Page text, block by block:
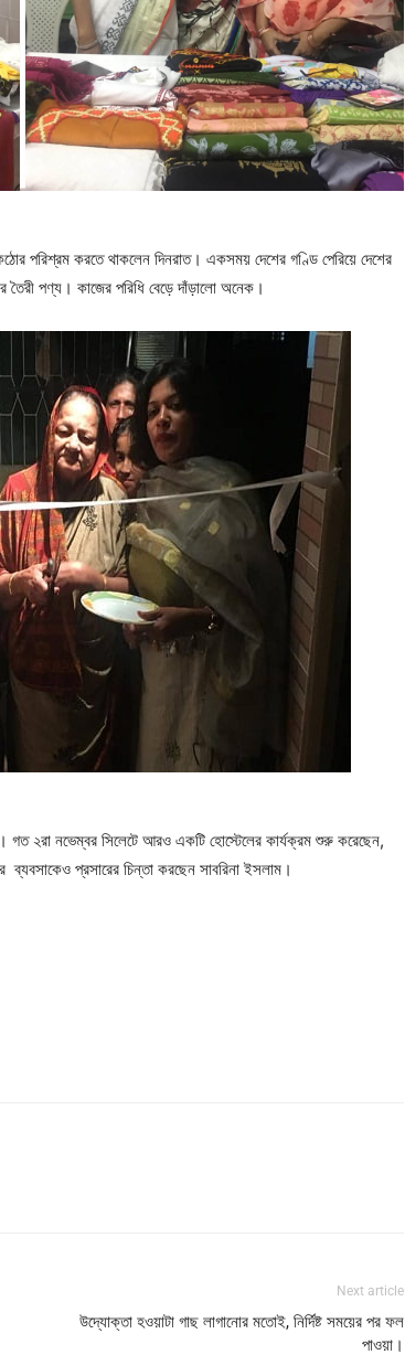
পরিশ্রম করতে থাকলেন দিনরাত। একসময় দেশের গণ্ডি পেরিয়ে দেশের
পণ্য। কাজের পরিধি বেড়ে দাঁড়ালো অনেক।
গত ২রা নভেম্বর সিলেটে আরও একটি হোস্টেলের কার্যক্রম শুরু করেছেন,
ব্যবসাকেও প্রসারের চিন্তা করছেন সাবরিনা ইসলাম।
Next article
উদ্যোক্তা হওয়াটা গাছ লাগানোর মতোই, নির্দিষ্ট সময়ের পর ফল
পাওয়া।